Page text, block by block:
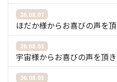
26.08.07
ほだか様からお喜びの声を
26.08.03
宇宙様からお喜びの声を頂き
26.08.03